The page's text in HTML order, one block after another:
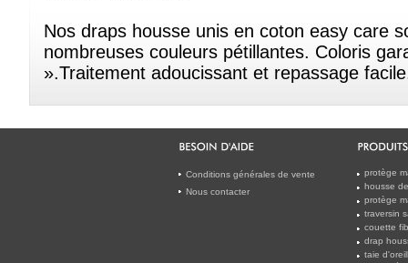
Nos draps housse unis en coton easy care
nombreuses couleurs pétillantes. Coloris
».Traitement adoucissant et repassage
Conditions générales de vente
Nous contacter
protège
housse
protège
traversin
couette
drap
taie